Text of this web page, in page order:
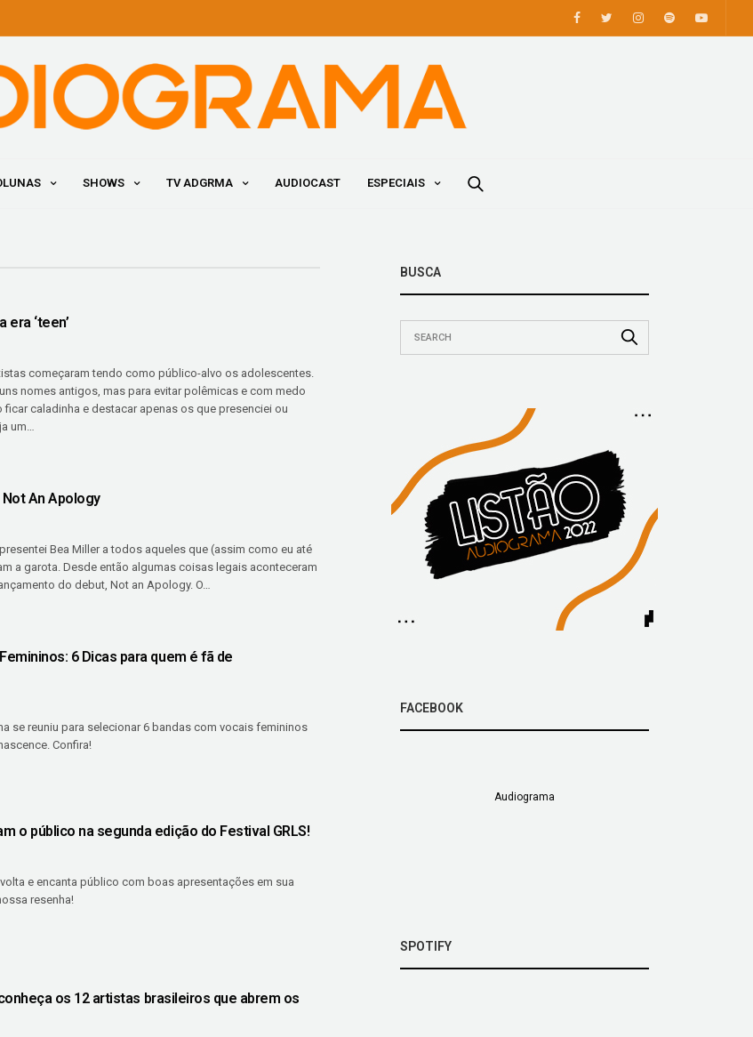
SHOWS TV ADGRMA AUDIOCAST ESPECIAIS
era ‘teen’
começaram tendo como público-alvo os adolescentes.
nomes antigos, mas para evitar polêmicas e com medo
caladinha e destacar apenas os que presenciei ou
um…
An Apology
Bea Miller a todos aqueles que (assim como eu até
a garota. Desde então algumas coisas legais aconteceram
do debut, Not an Apology. O…
6 Dicas para quem é fã de
se reuniu para selecionar 6 bandas com vocais femininos
Confira!
o público na segunda edição do Festival GRLS!
volta e encanta público com boas apresentações em sua
resenha!
os 12 artistas brasileiros que abrem os
BUSCA
FACEBOOK
Audiograma
SPOTIFY